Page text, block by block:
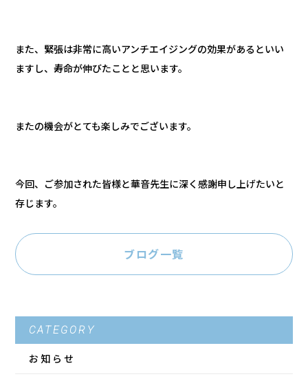
また、緊張は非常に高いアンチエイジングの効果があるといい
ますし、寿命が伸びたことと思います。
またの機会がとても楽しみでございます。
今回、ご参加された皆様と華音先生に深く感謝申し上げたいと
存じます。
ブログ一覧
CATEGORY
お知らせ